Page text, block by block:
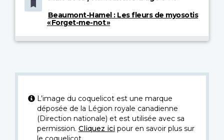
Beaumont-Hamel : Les fleurs de myosotis
« Forget-me-not »
L’image du coquelicot est une marque
déposée de la Légion royale canadienne
(Direction nationale) et est utilisée avec sa
permission. Cliquez icipour en savoir plus sur